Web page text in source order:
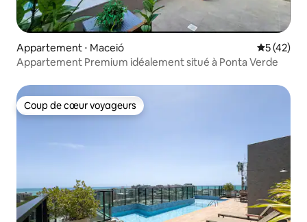
Appartement ⋅ Maceió
5 (42)
Appartement Premium idéalement situé à Ponta Verde
Coup de cœur voyageurs
Coup de cœur voyageurs